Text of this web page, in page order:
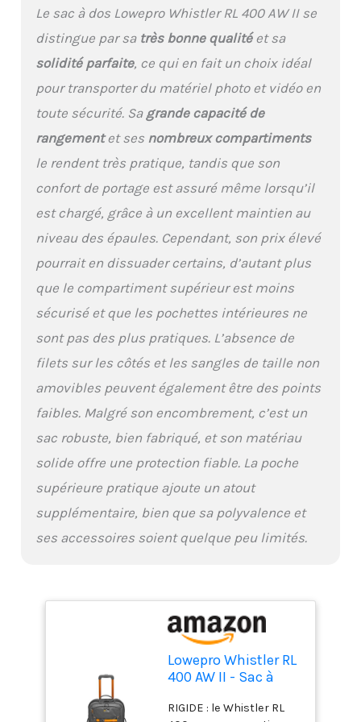
compact PRÊT POUR LE
TRANSPORT : le boîtier
d'appareil photo
amovible offre plus
transforme facilement
d'un sac de transport
dédié à l'appareil photo
en une valise cabine
COMPATIBLE AVEC
ORDINATEURS : la poche
avant avec CradleFit
permet de protéger un
et une tablette 10" pour
les avoir toujours à
Le sac à dos Lowepro Whistler RL 400 AW II se
distingue par sa très bonne qualitéet sa
solidité parfaite, ce qui en fait un choix idéal
pour transporter du matériel photo et vidéo en
toute sécurité. Sa grande capacité de
rangementet ses nombreux compartiments
le rendent très pratique, tandis que son
confort de portage est assuré même lorsqu’il
est chargé, grâce à un excellent maintien au
niveau des épaules. Cependant, son prix élevé
pourrait en dissuader certains, d’autant plus
que le compartiment supérieur est moins
sécurisé et que les pochettes intérieures ne
sont pas des plus pratiques. L’absence de
filets sur les côtés et les sangles de taille non
amovibles peuvent également être des points
faibles. Malgré son encombrement, c’est un
sac robuste, bien fabriqué, et son matériau
solide offre une protection fiable. La poche
supérieure pratique ajoute un atout
supplémentaire, bien que sa polyvalence et
ses accessoires soient quelque peu limités.
Lowepro Whistler RL
400 AW II - Sac à
Appareil Photo en
RIGIDE : le Whistler RL